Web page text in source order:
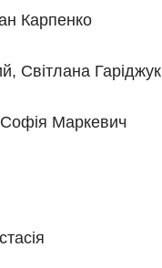
Карпенко
Світлана Гаріджук
Маркевич